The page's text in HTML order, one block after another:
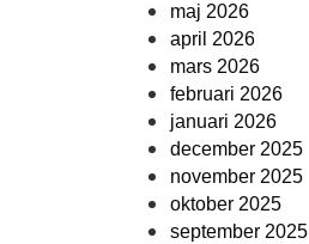
maj 2026
april 2026
mars 2026
februari 2026
januari 2026
december 2025
november 2025
oktober 2025
september 2025